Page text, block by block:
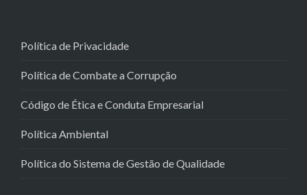
Política de Privacidade
Política de Combate a Corrupção
Código de Ética e Conduta Empresarial
Política Ambiental
Política do Sistema de Gestão de Qualidade